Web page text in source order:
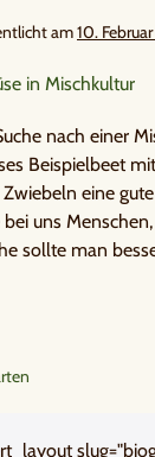
am10.
nach einer
Beispielbeet
eine
uns
sollte man